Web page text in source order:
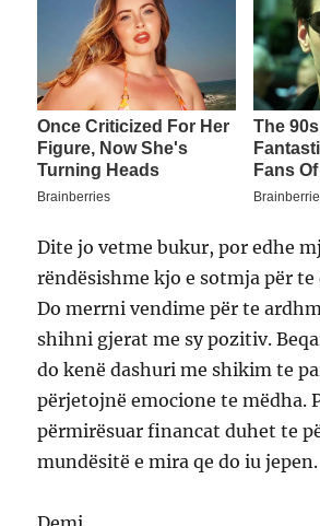
Dite jo vetme bukur, por edhe
rëndësishme kjo e sotmja për
Do merrni vendime për te
shihni gjerat me sy pozitiv.
do kenë dashuri me shikim te
përjetojnë emocione te mëdha.
përmirësuar financat duhet te
mundësitë e mira qe do iu jepen.